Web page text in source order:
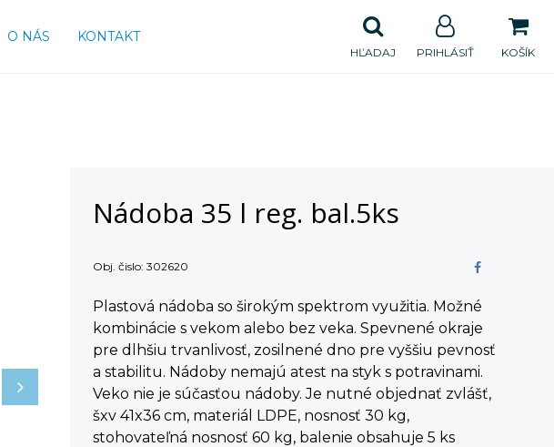
O NÁS KONTAKT
KOŠÍK
PRIHLÁSIŤ
HĽADAJ
Nádoba 35 l reg. bal.5ks
Obj. čislo: 302620
Plastová nádoba so širokým spektrom využitia. Možné
kombinácie s vekom alebo bez veka. Spevnené okraje
pre dlhšiu trvanlivosť, zosilnené dno pre vyššiu pevnosť
a stabilitu. Nádoby nemajú atest na styk s potravinami.
Veko nie je súčasťou nádoby. Je nutné objednať zvlášť,
šxv 41x36 cm, materiál LDPE, nosnosť 30 kg,
stohovateľná nosnosť 60 kg, balenie obsahuje 5 ks